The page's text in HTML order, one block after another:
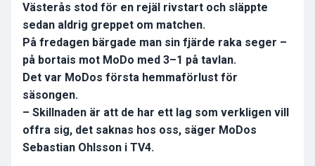
Västerås stod för en rejäl rivstart och släppte
sedan aldrig greppet om matchen.
På fredagen bärgade man sin fjärde raka seger –
på bortais mot MoDo med 3–1 på tavlan.
Det var MoDos första hemmaförlust för
säsongen.
– Skillnaden är att de har ett lag som verkligen vill
offra sig, det saknas hos oss, säger MoDos
Sebastian Ohlsson i TV4.